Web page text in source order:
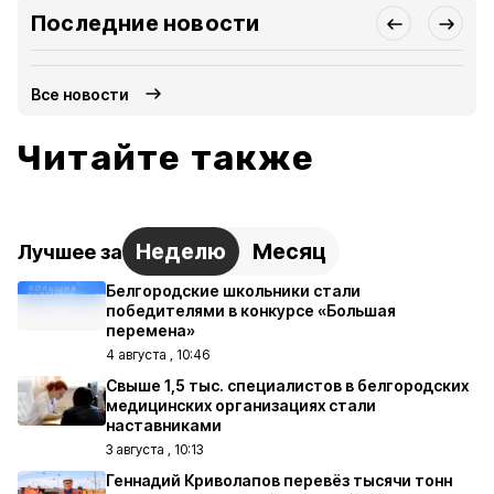
Последние новости
Все новости
Читайте также
Лучшее за Неделю Месяц
Белгородские школьники стали
победителями в конкурсе «Большая
перемена»
4 августа , 10:46
Свыше 1,5 тыс. специалистов в белгородских
медицинских организациях стали
наставниками
3 августа , 10:13
Геннадий Криволапов перевёз тысячи тонн